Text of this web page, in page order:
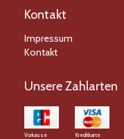
Kontakt
Impressum
Kontakt
Unsere Zahlarten
Vorkasse Kreditkarte